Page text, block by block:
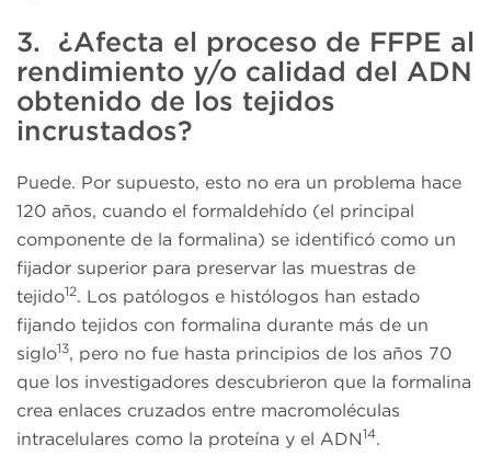
3. ¿Afecta el proceso de FFPE al
rendimiento y/o calidad del ADN
obtenido de los tejidos
incrustados?
Puede. Por supuesto, esto no era un problema hace
120 años, cuando el formaldehído (el principal
componente de la formalina) se identificó como un
fijador superior para preservar las muestras de
tejido12. Los patólogos e histólogos han estado
fijando tejidos con formalina durante más de un
siglo13, pero no fue hasta principios de los años 70
que los investigadores descubrieron que la formalina
crea enlaces cruzados entre macromoléculas
intracelulares como la proteína y el ADN14.